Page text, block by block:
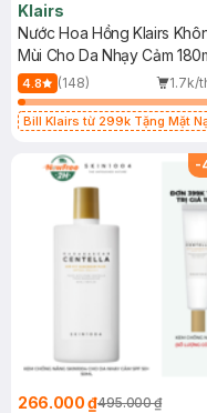
Klairs
Nước Hoa Hồng Klairs
Mùi Cho Da Nhạy Cảm
4.8 (148)
1.7k/
Bill Klairs từ 299k Tặng Mặt
25ml (SL Có Hạn)
-
266.000 ₫495.000 ₫